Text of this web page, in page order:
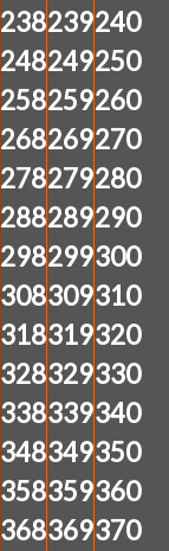
238239240
248249250
258259260
268269270
278279280
288289290
298299300
308309310
318319320
328329330
338339340
348349350
358359360
368369370